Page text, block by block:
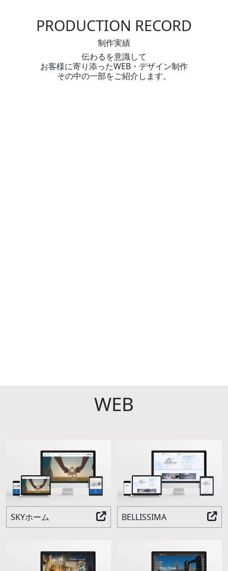
PRODUCTION RECORD
制作実績
伝わるを意識して
お客様に寄り添ったWEB・デザイン制作
その中の一部をご紹介します。
WEB
SKYホーム BELLISSIMA